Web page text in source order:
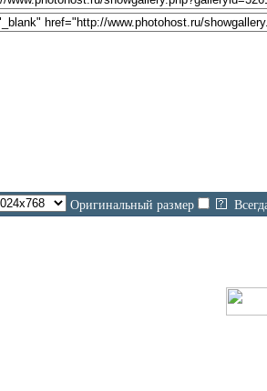
Оригинальный размер